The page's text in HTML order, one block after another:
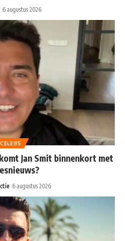
6 augustus 2026
CELEBS
Jan Smit binnenkort met
6 augustus 2026